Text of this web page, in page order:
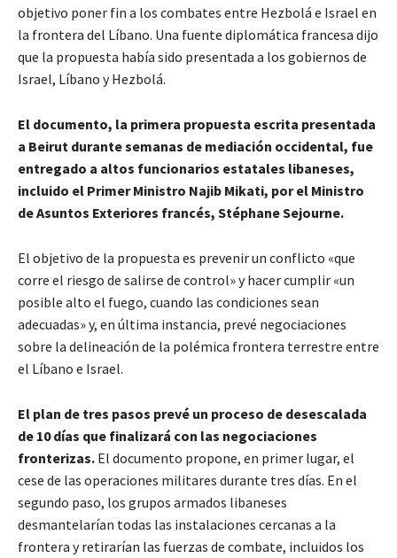
objetivo poner fin a los combates entre Hezbolá e Israel en
la frontera del Líbano. Una fuente diplomática francesa dijo
que la propuesta había sido presentada a los gobiernos de
Israel, Líbano y Hezbolá.
El documento, la primera propuesta escrita presentada
a Beirut durante semanas de mediación occidental, fue
entregado a altos funcionarios estatales libaneses,
incluido el Primer Ministro Najib Mikati, por el Ministro
de Asuntos Exteriores francés, Stéphane Sejourne.
El objetivo de la propuesta es prevenir un conflicto «que
corre el riesgo de salirse de control» y hacer cumplir «un
posible alto el fuego, cuando las condiciones sean
adecuadas» y, en última instancia, prevé negociaciones
sobre la delineación de la polémica frontera terrestre entre
el Líbano e Israel.
El plan de tres pasos prevé un proceso de desescalada
de 10 días que finalizará con las negociaciones
fronterizas. El documento propone, en primer lugar, el
cese de las operaciones militares durante tres días. En el
segundo paso, los grupos armados libaneses
desmantelarían todas las instalaciones cercanas a la
frontera y retirarían las fuerzas de combate, incluidos los